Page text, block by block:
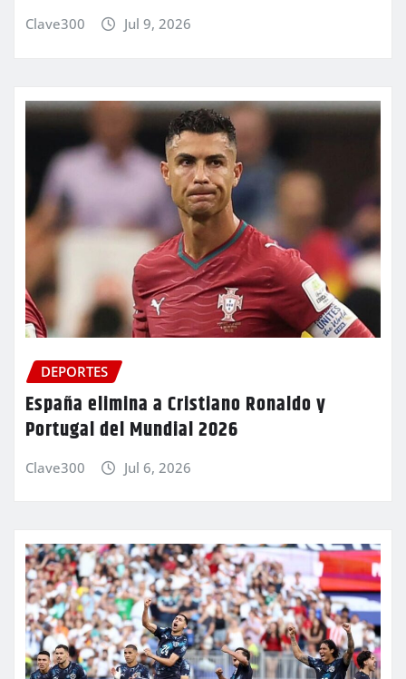
Clave300 Jul 9, 2026
DEPORTES
España elimina a Cristiano Ronaldo y
Portugal del Mundial 2026
Clave300 Jul 6, 2026